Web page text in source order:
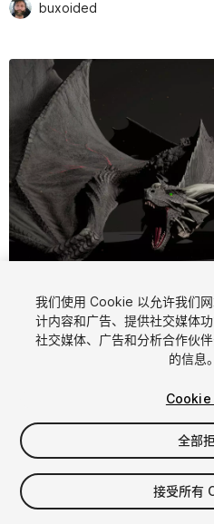
buxoided
当前幻灯片：1 / 15
1/15
$139.99
增值税将在结算时计算
我们使用 Cookie 以允许我们
计内容和广告、提供社交媒体
社交媒体、广告和分析合作伙
的信息。
Cookie
全部
接受所有